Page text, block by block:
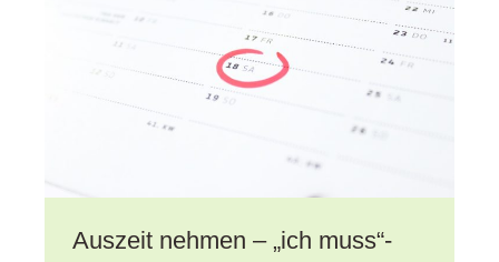
Auszeit nehmen – „ich muss“-